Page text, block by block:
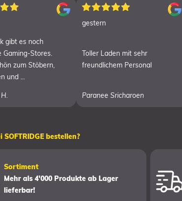
gibt es noch
Gaming-Stores.
zum Stöbern,
und ...
gestern
Toller Laden mit sehr
freundlichem Personal
Paranee Sricharoen
bestellen?
Sortiment
Mehr als 4'000 Produkte ab Lager
lieferbar!